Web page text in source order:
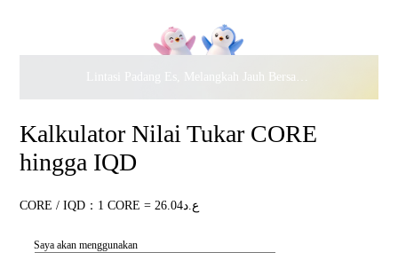
Lintasi Padang Es, Melangkah Jauh Bersama · Rayakan
Kalkulator Nilai Tukar CORE
hingga IQD
CORE / IQD：1 CORE = ع.د26.04
Saya akan menggunakan